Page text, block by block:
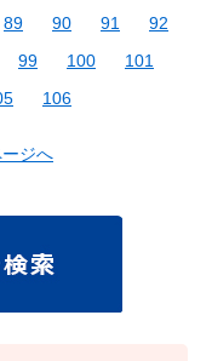
89 90 91
92
99 100
101
106
ジへ